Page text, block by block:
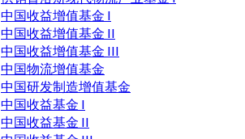
中国收益增值基金 I
中国收益增值基金 II
中国收益增值基金 III
中国物流增值基金
中国研发制造增值基金
中国收益基金 I
中国收益基金 II